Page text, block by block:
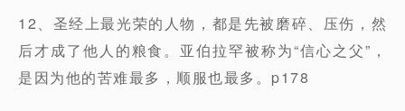
12、圣经上最光荣的人物，都是先被磨碎、压伤，然
后才成了他人的粮食。亚伯拉罕被称为“信心之父”，
是因为他的苦难最多，顺服也最多。p178